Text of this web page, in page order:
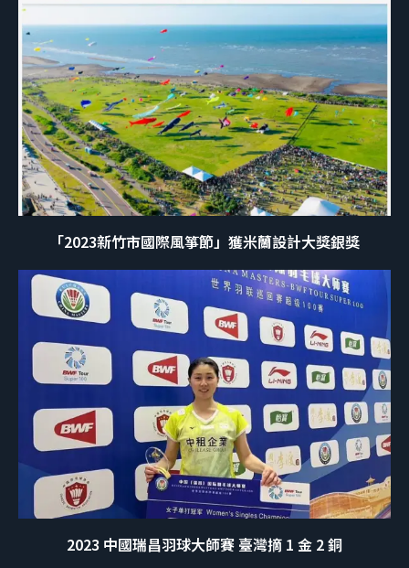
「2023新竹市國際風箏節」獲米蘭設計大獎銀獎
2023 中國瑞昌羽球大師賽 臺灣摘 1 金 2 銅